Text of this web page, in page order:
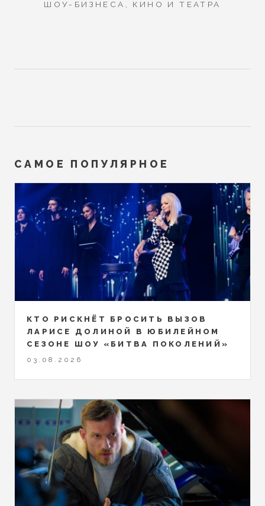
ШОУ-БИЗНЕСА, КИНО И ТЕАТРА
САМОЕ ПОПУЛЯРНОЕ
КТО РИСКНЁТ БРОСИТЬ ВЫЗОВ
ЛАРИСЕ ДОЛИНОЙ В ЮБИЛЕЙНОМ
СЕЗОНЕ ШОУ «БИТВА ПОКОЛЕНИЙ»
03.08.2026